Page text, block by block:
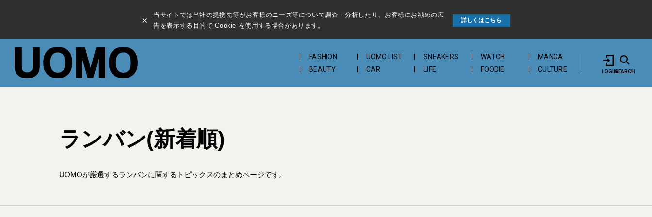
×
当サイトでは当社の提携先等がお客様のニーズ等について調査・分析したり、お客様にお勧めの広
告を表示する目的で Cookie を使用する場合があります。
詳しくはこちら
FASHION UOMO LIST SNEAKERS WATCH
MANGA
BEAUTY
CAR LIFE FOODIE CULTURE LOGINSEARCH
ランバン(新着順)
UOMOが厳選するランバンに関するトピックスのまとめページです。